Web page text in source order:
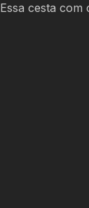
Essa cesta